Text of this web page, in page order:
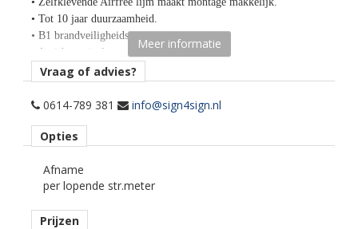
• Tot 10 jaar duurzaamheid.
• B1 brandveiligheidscertificaat.
• Anti-bacterieel oppervlak.
• Bestand tegen krassen, vocht, bacteriën, schimmels,
verontreinigende stoffen.
• Hittebestendig tot 110 graden Celsius.
122 cm cm.
per strekkende meter.
Meer informatie
Vraag of advies?
0614-789 381 info@sign4sign.nl
Opties
Afname
per lopende str.meter
Prijzen